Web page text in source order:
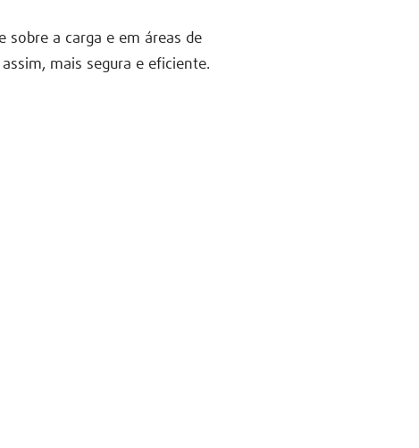
sobre a carga e em áreas de
mais segura e eficiente.